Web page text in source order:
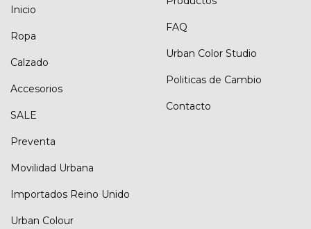
Inicio
Ropa
Calzado
Accesorios
SALE
Preventa
Movilidad Urbana
Importados Reino Unido
Urban Colour
FAQ
Urban Color Studio
Politicas de Cambio
Contacto